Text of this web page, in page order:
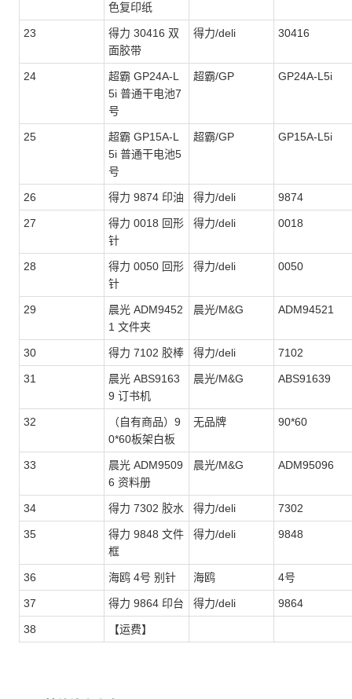
色复印纸
23
得力 30416 双
面胶带
得力/deli 30416
24
超霸 GP24A-L
5i 普通干电池7
号
超霸/GP GP24A-L5i
25
超霸 GP15A-L
5i 普通干电池5
号
超霸/GP GP15A-L5i
26 得力 9874 印油 得力/deli 9874
27
得力 0018 回形
针
得力/deli 0018
28
得力 0050 回形
针
得力/deli 0050
29
晨光 ADM9452
1 文件夹
晨光/M&G ADM94521
30 得力 7102 胶棒 得力/deli 7102
31
晨光 ABS9163
9 订书机
晨光/M&G ABS91639
32
（自有商品）9
0*60板架白板
无品牌 90*60
33
晨光 ADM9509
6 资料册
晨光/M&G ADM95096
34 得力 7302 胶水 得力/deli 7302
35
得力 9848 文件
框
得力/deli 9848
36 海鸥 4号 别针 海鸥 4号
37 得力 9864 印台 得力/deli 9864
38 【运费】